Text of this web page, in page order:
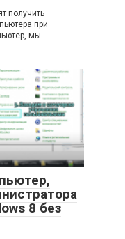
получить
при
мы
8 без